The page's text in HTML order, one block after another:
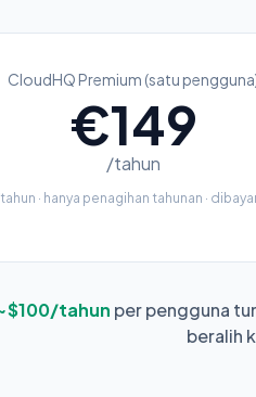
CloudHQ Premium (satu
€149
/tahun
· hanya penagihan tahunan ·
tahun per pengguna
beralih